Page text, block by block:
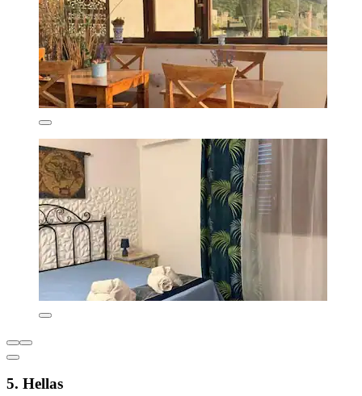
5. Hellas